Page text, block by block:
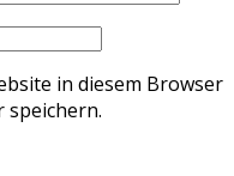
in diesem Browser
speichern.